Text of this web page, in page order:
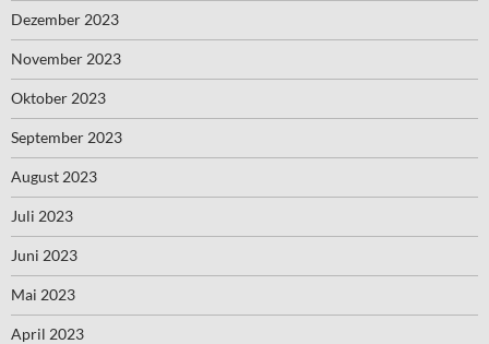
Dezember 2023
November 2023
Oktober 2023
September 2023
August 2023
Juli 2023
Juni 2023
Mai 2023
April 2023